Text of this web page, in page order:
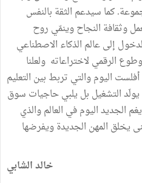
كما سيدعم الثقة بالنفس
وثقافة النجاح وينمّي روح
إلى عالم الذكاء الاصطناعي
الرقمي لاختراعاته ولعلنا
اليوم والتي تربط بين التعليم
يولَد التشغيل بل يلبي حاجيات سوق
الجديد اليوم في العالم والذي
يخلق المهن الجديدة ويفرضها
خالد الشابي